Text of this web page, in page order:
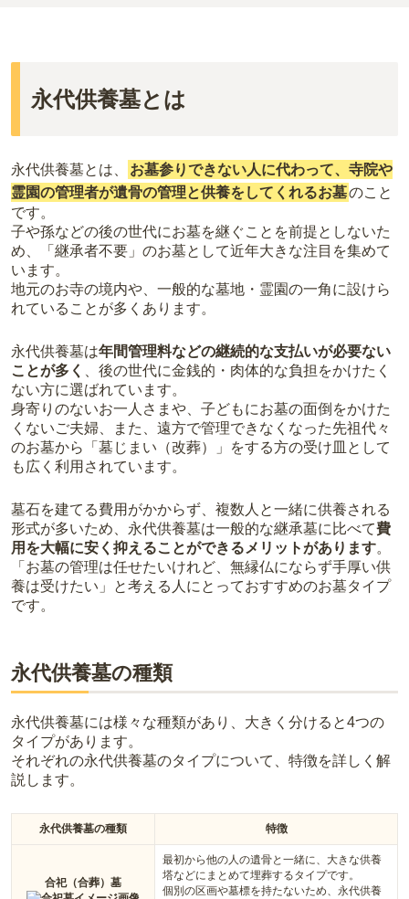
永代供養墓とは
永代供養墓とは、
お墓参りできない人に代わって、寺院や
霊園の管理者が遺骨の管理と供養をしてくれるお墓のこと
です。
子や孫などの後の世代にお墓を継ぐことを前提としないた
め、「継承者不要」のお墓として近年大きな注目を集めて
います。
地元のお寺の境内や、一般的な墓地・霊園の一角に設けら
れていることが多くあります。
永代供養墓は年間管理料などの継続的な支払いが必要ない
ことが多く
、後の世代に金銭的・肉体的な負担をかけたく
ない方に選ばれています。
身寄りのないお一人さまや、子どもにお墓の面倒をかけた
くないご夫婦、また、遠方で管理できなくなった先祖代々
のお墓から「墓じまい（改葬）」をする方の受け皿として
も広く利用されています。
墓石を建てる費用がかからず、複数人と一緒に供養される
形式が多いため、永代供養墓は一般的な継承墓に比べて費
用を大幅に安く抑えることができるメリットがあります。
「お墓の管理は任せたいけれど、無縁仏にならず手厚い供
養は受けたい」と考える人にとっておすすめのお墓タイプ
です。
永代供養墓の種類
永代供養墓には様々な種類があり、大きく分けると4つの
タイプがあります。
それぞれの永代供養墓のタイプについて、特徴を詳しく解
説します。
永代供養墓の種類 特徴
合祀（合葬）墓
最初から他の人の遺骨と一緒に、大きな供養
塔などにまとめて埋葬するタイプです。
個別の区画や墓標を持たないため、永代供養